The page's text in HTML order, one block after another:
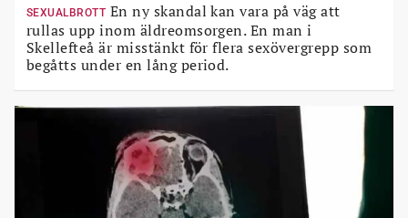
SEXUALBROTT En ny skandal kan vara på väg att
rullas upp inom äldreomsorgen. En man i
Skellefteå är misstänkt för flera sexövergrepp som
begåtts under en lång period.